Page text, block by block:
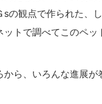
sの観点で作られた、
ットで調べてこのペ
から、いろんな進展